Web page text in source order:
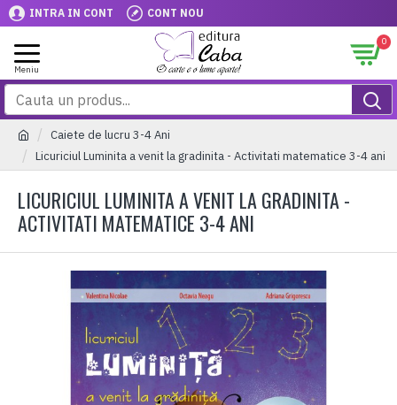
INTRA IN CONT CONT NOU
0
Caiete de lucru 3-4 Ani
Licuriciul Luminita a venit la gradinita - Activitati matematice 3-4 ani
LICURICIUL LUMINITA A VENIT LA GRADINITA -
ACTIVITATI MATEMATICE 3-4 ANI